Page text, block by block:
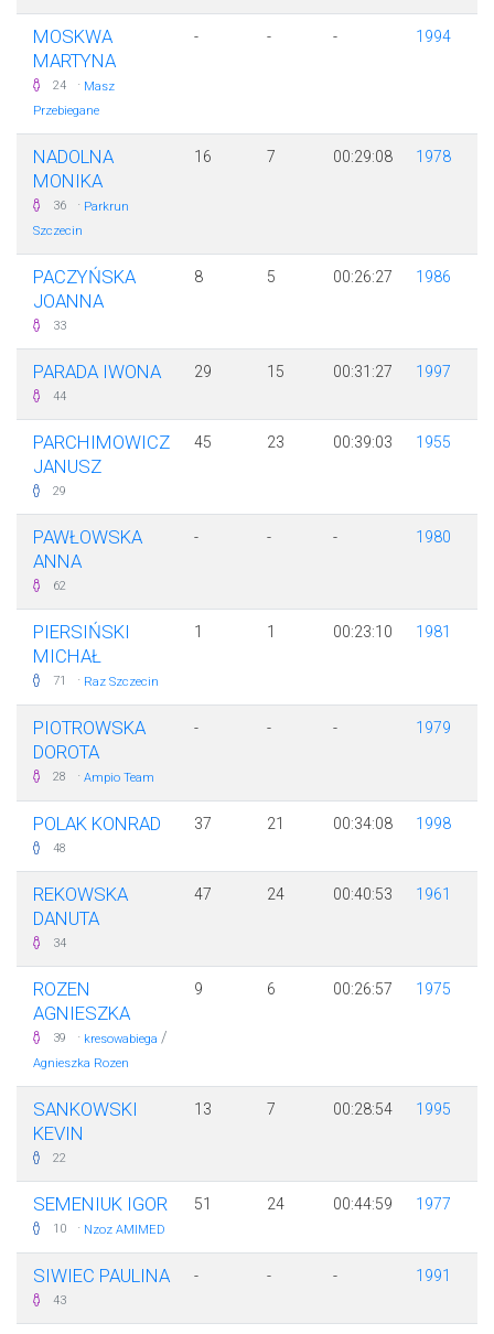
MOSKWA
MARTYNA
24 · Masz
Przebiegane
- - - 1994
NADOLNA
MONIKA
36 · Parkrun
Szczecin
16 7 00:29:08 1978
PACZYŃSKA
JOANNA
33
8 5 00:26:27 1986
PARADA IWONA
44
29 15 00:31:27 1997
PARCHIMOWICZ
JANUSZ
29
45 23 00:39:03 1955
PAWŁOWSKA
ANNA
62
- - - 1980
PIERSIŃSKI
MICHAŁ
71 · Raz Szczecin
1 1 00:23:10 1981
PIOTROWSKA
DOROTA
28 · Ampio Team
- - - 1979
POLAK KONRAD
48
37 21 00:34:08 1998
REKOWSKA
DANUTA
34
47 24 00:40:53 1961
ROZEN
AGNIESZKA
39 · kresowabiega /
Agnieszka Rozen
9 6 00:26:57 1975
SANKOWSKI
KEVIN
22
13 7 00:28:54 1995
SEMENIUK IGOR
10 · Nzoz AMIMED
51 24 00:44:59 1977
SIWIEC PAULINA
43
- - - 1991